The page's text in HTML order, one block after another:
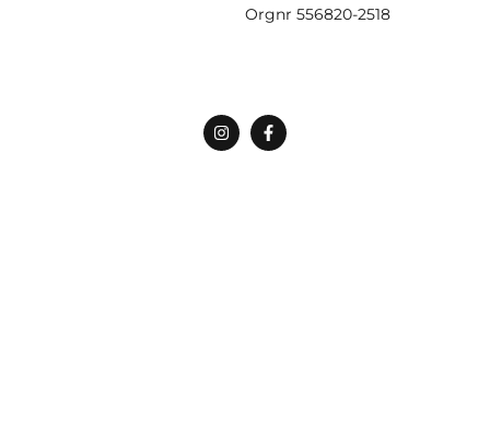
Orgnr 556820-2518